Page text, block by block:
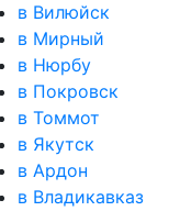
в Вилюйск
в Мирный
в Нюрбу
в Покровск
в Томмот
в Якутск
в Ардон
в Владикавказ